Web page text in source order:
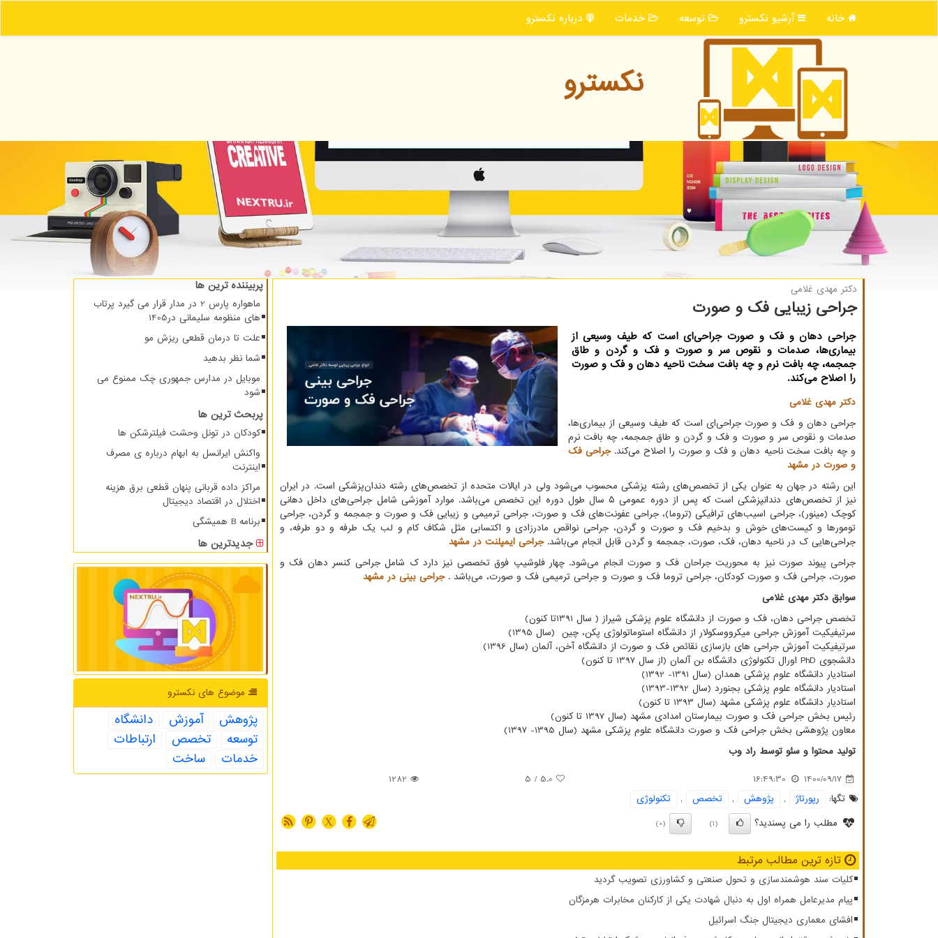
خانه آرشیو نكسترو توسعه خدمات درباره نكسترو
نكسترو
دکتر مهدی غلامی
جراحی زیبایی فک و صورت
جراحی دهان و فک و صورت جراحی‌ای است که طیف وسیعی از
بیماری‌ها، صدمات و نقوص سر و صورت و فک و گردن و طاق
جمجمه، چه بافت نرم و چه بافت سخت ناحیه دهان و فک و صورت
را اصلاح می‌کند.
دکتر مهدی غلامی
جراحی دهان و فک و صورت جراحی‌ای است که طیف وسیعی از بیماری‌ها،
صدمات و نقوص سر و صورت و فک و گردن و طاق جمجمه، چه بافت نرم
و چه بافت سخت ناحیه دهان و فک و صورت را اصلاح می‌کند.جراحی فک
و صورت در مشهد
این رشته در جهان به عنوان یکی از تخصص‌های رشته پزشکی محسوب می‌شود ولی در ایالات متحده از تخصص‌های رشته دندان‌پزشکی است. در ایران
نیز از تخصص‌های دندانپزشکی است که پس از دوره عمومی ۵ سال طول دوره این تخصص می‌باشد. موارد آموزشی شامل جراحی‌های داخل دهانی
کوچک (مینور)، جراحی اسیب‌های ترافیکی (تروما)، جراحی عفونت‌های فک و صورت، جراحی ترمیمی و زیبایی فک و صورت و جمجمه و گردن، جراحی
تومورها و کیست‌های خوش و بدخیم فک و صورت و گردن، جراحی نواقص مادرزادی و اکتسابی مثل شکاف کام و لب یک طرفه و دو طرفه، و
جراحی‌هایی ک در ناحیه دهان، فک، صورت، جمجمه و گردن قابل انجام می‌باشد.جراحی ایمپلنت در مشهد
جراحی پیوند صورت نیز به محوریت جراحان فک و صورت انجام می‌شود. چهار فلوشیپ فوق تخصصی نیز دارد ک شامل جراحی کنسر دهان فک و
صورت، جراحی فک و صورت کودکان، جراحی تروما فک و صورت و جراحی ترمیمی فک و صورت، می‌باشد .جراحی بینی در مشهد
سوابق دکتر مهدی غلامی
تخصص جراحى دهان، فک و صورت از دانشگاه علوم پزشکی شیراز ( سال 1391تا کنون)
سرتیفیکیت آموزش جراحی میکرووسکولار از دانشگاه استوماتولوژی پکن، چین (سال 1395)
سرتیفیکیت آموزش جراحی های بازسازی نقائص فک و صورت از دانشگاه آخن، آلمان (سال 1396)
دانشجوی PhD اورال تکنولوژی دانشگاه بن آلمان (از سال 1397 تا کنون)
استادیار دانشگاه علوم پزشکی همدان (سال 1391- 1392)
استادیار دانشگاه علوم پزشکی بجنورد (سال 1392-1393)
استادیار دانشگاه علوم پزشکی مشهد (سال 1393 تا کنون)
رئیس بخش جراحی فک و صورت بیمارستان امدادی مشهد (سال 1397 تا کنون)
معاون پژوهشی بخش جراحی فک و صورت دانشگاه علوم پزشکی مشهد (سال 1395- 1397)
تولید محتوا و سئو توسط راد وب
1400/09/17
16:49:30
5.0
/ 5
1282
تگها:
رپورتاژ , پژوهش , تخصص ,
تكنولوژی
مطلب را می پسندید؟
(1)
(0)
X
تازه ترین مطالب مرتبط
کلیات سند هوشمندسازی و تحول صنعتی و کشاورزی تصویب گردید
پیام مدیرعامل همراه اول به دنبال شهادت یکی از کارکنان مخابرات هرمزگان
افشای معماری دیجیتال جنگ اسرائیل
پربیننده ترین ها
ماهواره پارس 2 در مدار قرار می گیرد پرتاب
های منظومه سلیمانی در1405
علت تا درمان قطعی ریزش مو
شما نظر بدهید
موبایل در مدارس جمهوری چک ممنوع می
شود
پربحث ترین ها
کودکان در تونل وحشت فیلترشکن ها
واکنش ایرانسل به ابهام درباره ی مصرف
اینترنت
مراکز داده قربانی پنهان قطعی برق هزینه
اختلال در اقتصاد دیجیتال
برنامه B همیشگی
جدیدترین ها
موضوع های نكسترو
پژوهش آموزش
دانشگاه
توسعه
تخصص
ارتباطات
خدمات
ساخت